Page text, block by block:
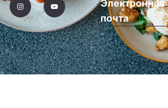
Электронная
почта